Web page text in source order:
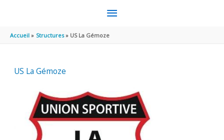
MENU
PRINCIPAL
Accueil Structures US La Gémoze
US La Gémoze